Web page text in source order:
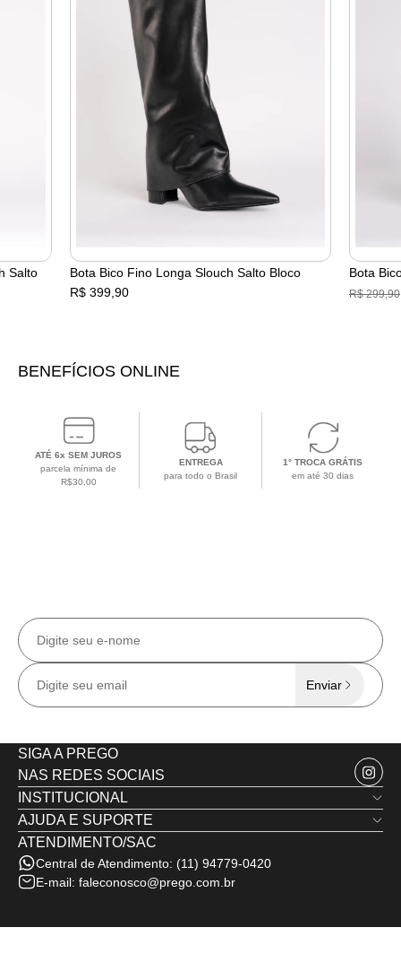
Salto
Bota Bico Fino Longa Slouch Salto Bloco
R$ 399,90
Bota
R$ 299,90
BENEFÍCIOS ONLINE
ATÉ 6x SEM JUROS
parcela mínima de
R$30,00
ENTREGA
para todo o Brasil
1° TROCA GRÁTIS
em até 30 dias
Enviar
SIGA A PREGO
NAS REDES SOCIAIS
INSTITUCIONAL
Quem Somos
Nossas Lojas
Minha Conta
AJUDA E SUPORTE
Trocas e Devoluções
Política de Privacidade
Termos de Uso
ATENDIMENTO/SAC
Central de Atendimento: (11) 94779-0420
E-mail: faleconosco@prego.com.br